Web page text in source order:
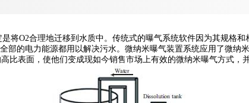
O2合理地迁移到水质中。传统式的曝气系统软件因为其规格和
部的电力能源都用以解决污水。微纳米曝气装置系统应用了微
比表面，使他们变成现如今销售市场上有效的微纳米曝气方式，